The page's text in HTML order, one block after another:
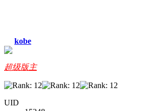
kobe
超级版主
UID